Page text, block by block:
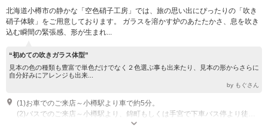
北海道小樽市の静かな「空色硝子工房」では、旅の思い出にぴったりの「吹き
硝子体験」をご用意しております。 ガラスを溶かす炉のあたたかさ、息を吹き
込む瞬間の緊張感、形が生まれ...
“初めての吹きガラス体型”
見本の色の種類も豊富で単色だけでなく２色選ぶ事も出来たり、見本の形からさらに
自分好みにアレンジも出来...
by もぐさん
(1)お車でのご来店～小樽駅より車で約5分。
営業時間：9：00～18：00 休業：水曜日（祝日の場合は営業します）